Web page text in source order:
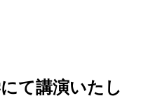
て講演いたし